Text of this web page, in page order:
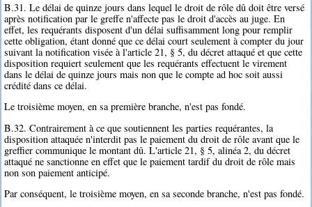
B.31. Le délai de quinze jours dans lequel le droit de rôle dû doit être versé
après notification par le greffe n'affecte pas le droit d'accès au juge. En
effet, les requérants disposent d'un délai suffisamment long pour remplir
cette obligation, étant donné que ce délai court seulement à compter du jour
suivant la notification visée à l'article 21, § 5, du décret attaqué et que cette
disposition requiert seulement que les requérants effectuent le virement
dans le délai de quinze jours mais non que le compte ad hoc soit aussi
crédité dans ce délai.
Le troisième moyen, en sa première branche, n'est pas fondé.
B.32. Contrairement à ce que soutiennent les parties requérantes, la
disposition attaquée n'interdit pas le paiement du droit de rôle avant que le
greffier communique le montant dû. L'article 21, § 5, alinéa 2, du décret
attaqué ne sanctionne en effet que le paiement tardif du droit de rôle mais
non son paiement anticipé.
Par conséquent, le troisième moyen, en sa seconde branche, n'est pas fondé.